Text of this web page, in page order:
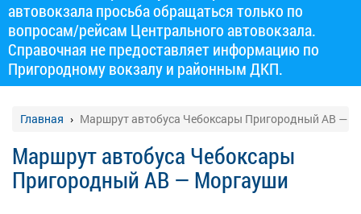
автовокзала просьба обращаться только по
вопросам/рейсам Центрального автовокзала.
Справочная не предоставляет информацию по
Пригородному вокзалу и районным ДКП.
Главная Маршрут автобуса Чебоксары Пригородный АВ —
Маршрут автобуса Чебоксары
Пригородный АВ — Моргауши